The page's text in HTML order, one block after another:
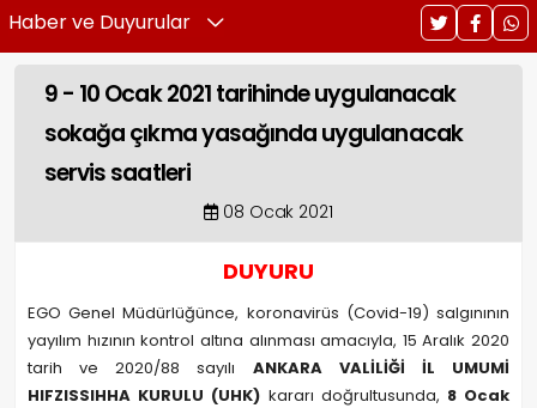
Haber ve Duyurular
9 - 10 Ocak 2021 tarihinde uygulanacak
sokağa çıkma yasağında uygulanacak
servis saatleri
08 Ocak 2021
DUYURU
EGO Genel Müdürlüğünce, koronavirüs (Covid-19) salgınının
yayılım hızının kontrol altına alınması amacıyla, 15 Aralık 2020
tarih ve 2020/88 sayılı ANKARA VALİLİĞİ İL UMUMİ
HIFZISSIHHA KURULU (UHK) kararı doğrultusunda, 8 Ocak